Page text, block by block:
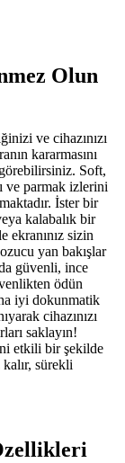
Olun
ve cihazınızı
kararmasını
Soft,
ve parmak izlerini
İster bir
kalabalık bir
ekranınız sizin
yan bakışlar
güvenli, ince
ödün
iyi dokunmatik
cihazınızı
saklayın!
etkili bir şekilde
sürekli